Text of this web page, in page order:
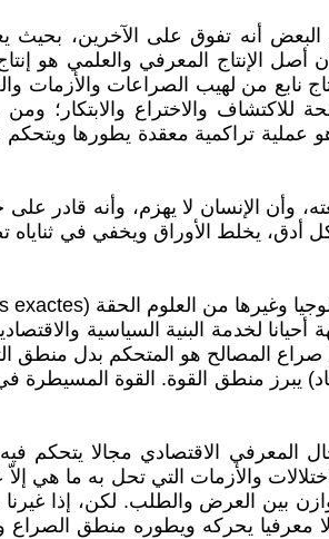
أنه تفوق على الآخرين، بحيث
أصل الإنتاج المعرفي والعلمي هو
نابع من لهيب الصراعات
للاكتشاف والاختراع والابتكار؛
عملية تراكمية معقدة يطورها
وأن الإنسان لا يهزم، وأنه قادر
يخلط الأوراق ويخفي في ثناياه
لخدمة البنية السياسية
المصالح هو المتحكم بدل منطق
يبرز منطق القوة. القوة المسيطرة
المعرفي الاقتصادي مجالا يتحكم
والأزمات التي تحل به ما هي إلاّ
بين العرض والطلب. لكن، إذا غيرنا
معرفيا يحركه ويطوره منطق الصراع